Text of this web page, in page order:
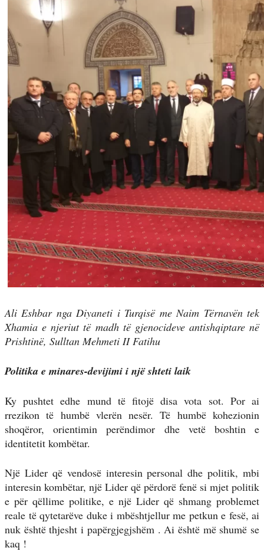
Ali Eshbar nga Diyaneti i Turqisë me Naim Tërnavën tek
Xhamia e njeriut të madh të gjenocideve antishqiptare në
Prishtinë, Sulltan Mehmeti II Fatihu
Politika e minares-devijimi i një shteti laik
Ky pushtet edhe mund të fitojë disa vota sot. Por ai
rrezikon të humbë vlerën nesër. Të humbë kohezionin
shoqëror, orientimin perëndimor dhe vetë boshtin e
identitetit kombëtar.
Një Lider që vendosë interesin personal dhe politik, mbi
interesin kombëtar, një Lider që përdorë fenë si mjet politik
e për qëllime politike, e një Lider që shmang problemet
reale të qytetarëve duke i mbështjellur me petkun e fesë, ai
nuk është thjesht i papërgjegjshëm . Ai është më shumë se
kaq !